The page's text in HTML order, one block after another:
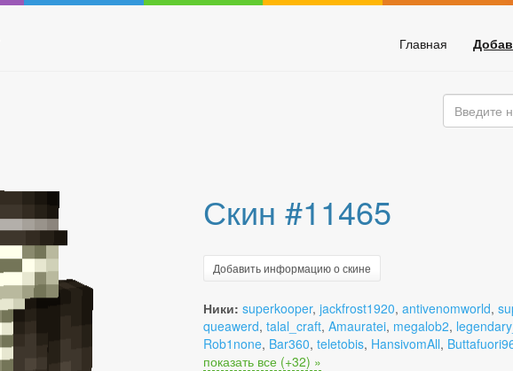
Главная
Скин #11465
Добавить информацию о скине
Ники: superkooper, jackfrost1920, antivenomworld,
queawerd, talal_craft, Amauratei, megalob2,
Rob1none, Bar360, teletobis, HansivomAll,
показать все (+32) »